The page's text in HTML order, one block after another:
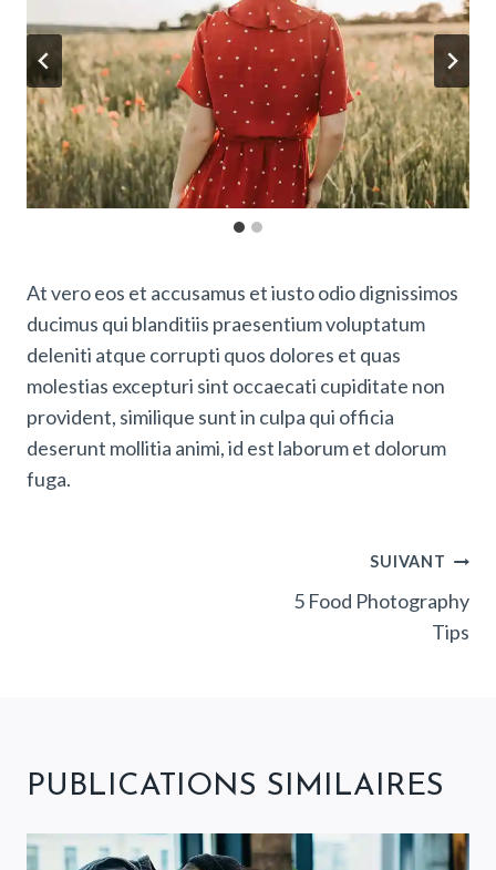
At vero eos et accusamus et iusto odio dignissimos
ducimus qui blanditiis praesentium voluptatum
deleniti atque corrupti quos dolores et quas
molestias excepturi sint occaecati cupiditate non
provident, similique sunt in culpa qui officia
deserunt mollitia animi, id est laborum et dolorum
fuga.
SUIVANT
5 Food Photography
Tips
PUBLICATIONS SIMILAIRES